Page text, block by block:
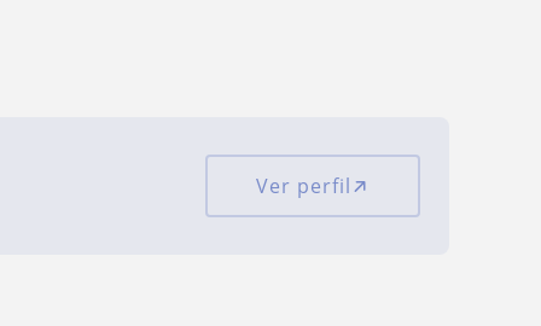
Ver perfil